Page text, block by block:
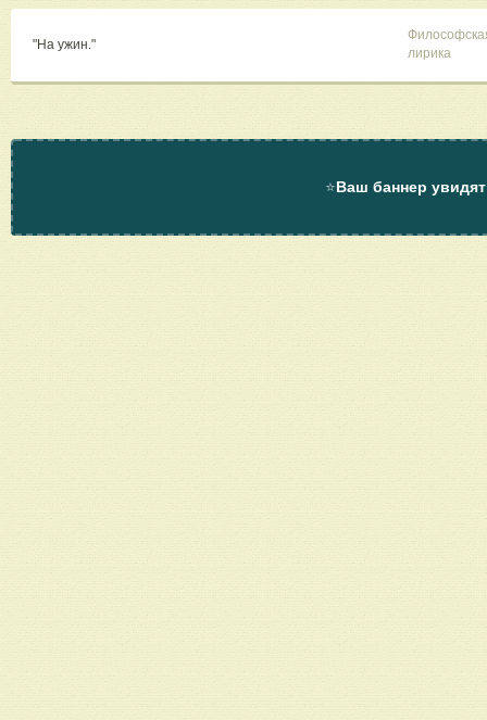
"На ужин."
лирика
⭐Ваш баннер